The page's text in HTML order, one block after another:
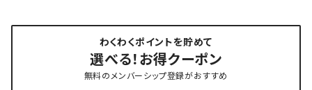
わくわくポイントを貯めて
選べる！お得クーポン
無料のメンバーシップ登録がおすすめ